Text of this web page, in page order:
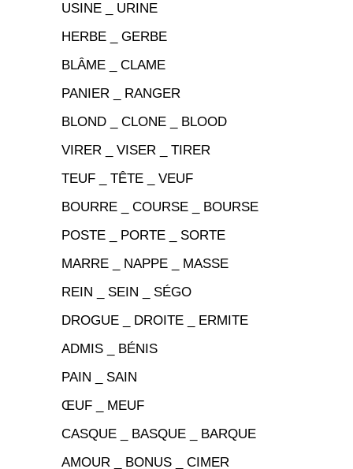
USINE _ URINE
HERBE _ GERBE
BLÂME _ CLAME
PANIER _ RANGER
BLOND _ CLONE _ BLOOD
VIRER _ VISER _ TIRER
TEUF _ TÊTE _ VEUF
BOURRE _ COURSE _ BOURSE
POSTE _ PORTE _ SORTE
MARRE _ NAPPE _ MASSE
REIN _ SEIN _ SÉGO
DROGUE _ DROITE _ ERMITE
ADMIS _ BÉNIS
PAIN _ SAIN
ŒUF _ MEUF
CASQUE _ BASQUE _ BARQUE
AMOUR _ BONUS _ CIMER